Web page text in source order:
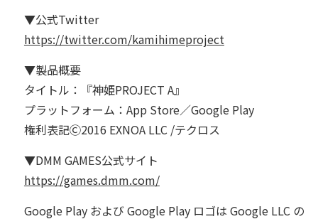
▼公式Twitter
https://twitter.com/kamihimeproject
▼製品概要
タイトル：『神姫PROJECT A』
プラットフォーム：App Store／Google Play
権利表記Ⓒ2016 EXNOA LLC /テクロス
▼DMM GAMES公式サイト
https://games.dmm.com/
Google Play および Google Play ロゴは Google LLC の